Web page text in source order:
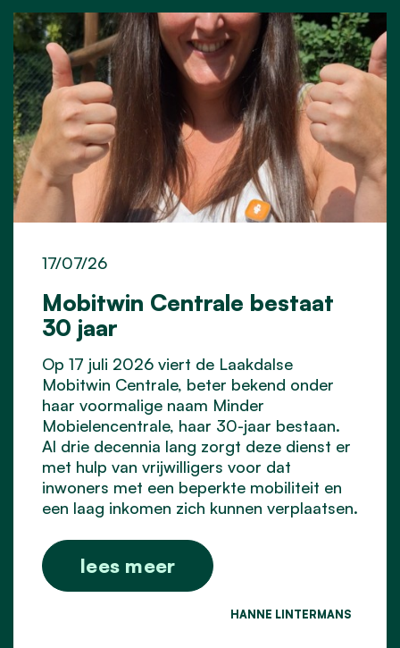
Mobitwin Centrale bestaat
30 jaar
17/07/26
Op 17 juli 2026 viert de Laakdalse
Mobitwin Centrale, beter bekend onder
haar voormalige naam Minder
Mobielencentrale, haar 30-jaar bestaan.
Al drie decennia lang zorgt deze dienst er
met hulp van vrijwilligers voor dat
inwoners met een beperkte mobiliteit en
een laag inkomen zich kunnen verplaatsen.
lees meer
HANNE LINTERMANS